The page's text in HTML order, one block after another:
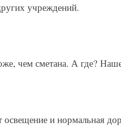
учреждений.
чем сметана. А где? Наше
освещение и нормальная